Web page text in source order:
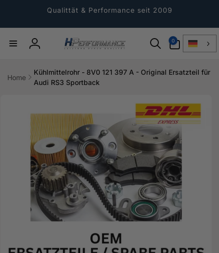
Qualittät & Performance seit 2009
Einloggen
0
Artikel
Home
Kühlmittelrohr - 8V0 121 397 A - Original Ersatzteil für
Audi RS3 Sportback